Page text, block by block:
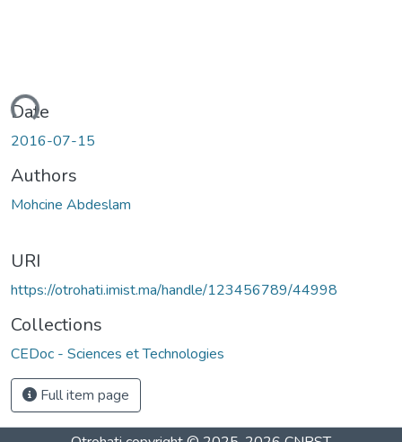
Date
2016-07-15
Authors
Mohcine Abdeslam
URI
https://otrohati.imist.ma/handle/123456789/44998
Collections
CEDoc - Sciences et Technologies
Full item page